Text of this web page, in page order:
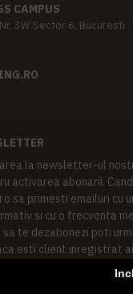
CAMPUS
3W Sector 6, Bucuresti
la newsletter-ul
activarea abonarii.
sa primesti emailuri cu
si cu o frecventa
te dezabonezi poti
esti client inregistrat
in acest scop, si de
pentru orice